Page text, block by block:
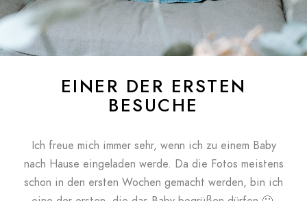
EINER DER ERSTEN
BESUCHE
Ich freue mich immer sehr, wenn ich zu einem Baby
nach Hause eingeladen werde. Da die Fotos meistens
schon in den ersten Wochen gemacht werden, bin ich